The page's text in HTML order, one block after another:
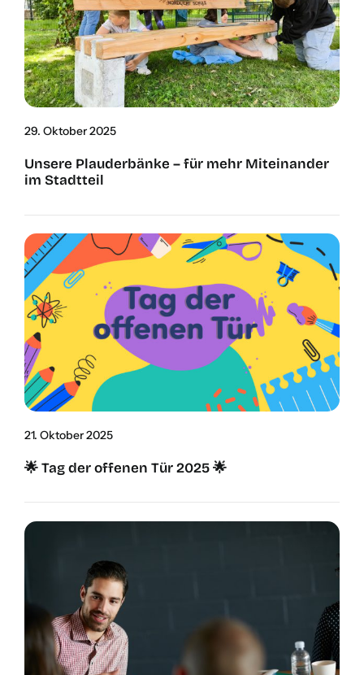
29. Okto­ber 2025
Unse­re Plau­der­bän­ke – für mehr Mit­ein­an­der
im Stadt­teil
21. Okto­ber 2025
🌟 Tag der offe­nen Tür 2025 🌟